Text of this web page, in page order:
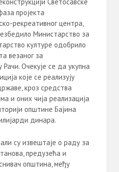
пројекта
рекреативног центра,
Министарство за
културе одобрило
везаног за
Очекује се да укупна
које се реализују
кроз средства
и оних чија реализација
општине Бајина
динара.
су извештаје о раду за
предузећа и
општина, међу